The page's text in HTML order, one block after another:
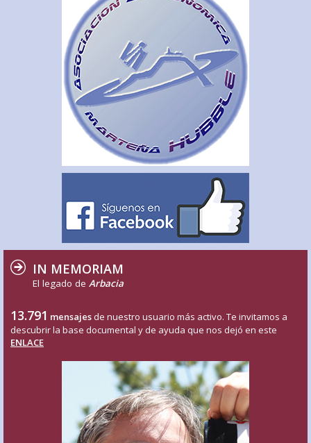
IN MEMORIAM
El legado de Arbacia
13.791 mensajes de nuestro usuario más activo. Te invitamos a
descubrir la base documental y de ayuda que nos dejó en este
ENLACE